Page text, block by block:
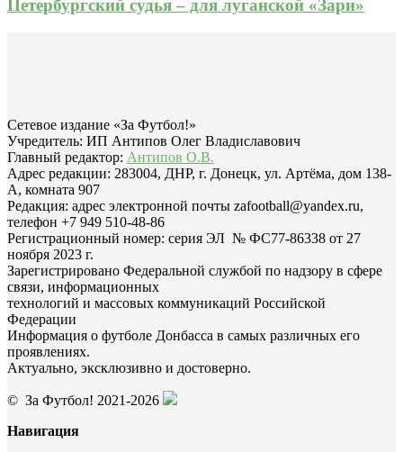
Петербургский судья – для луганской «Зари»
Сетевое издание «За Футбол!»
Учредитель: ИП Антипов Олег Владиславович
Главный редактор: Антипов О.В.
Адрес редакции: 283004, ДНР, г. Донецк, ул. Артёма, дом 138-
А, комната 907
Редакция: адрес электронной почты zafootball@yandex.ru,
телефон +7 949 510-48-86
Регистрационный номер: серия ЭЛ № ФС77-86338 от 27
ноября 2023 г.
Зарегистрировано Федеральной службой по надзору в сфере
связи, информационных
технологий и массовых коммуникаций Российской
Федерации
Информация о футболе Донбасса в самых различных его
проявлениях.
Актуально, эксклюзивно и достоверно.
© За Футбол! 2021-2026
Навигация